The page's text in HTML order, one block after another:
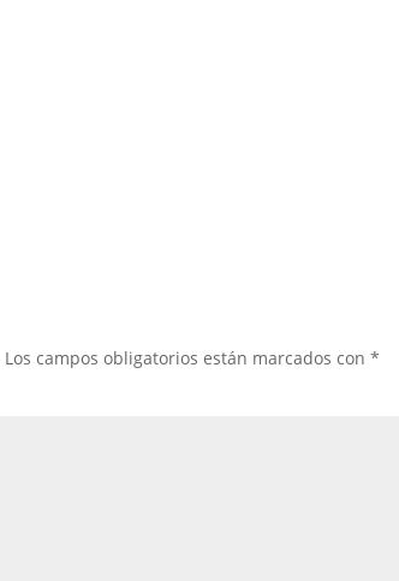
Los campos obligatorios están marcados con*